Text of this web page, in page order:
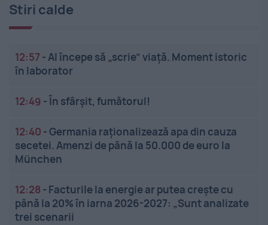
Stiri calde
12:57 -AI începe să „scrie” viață. Moment istoric
în laborator
12:49 -În sfârșit, fumătorul!
12:40 -Germania raționalizează apa din cauza
secetei. Amenzi de până la 50.000 de euro la
München
12:28 - Facturile la energie ar putea crește cu
până la 20% în iarna 2026-2027: „Sunt analizate
trei scenarii